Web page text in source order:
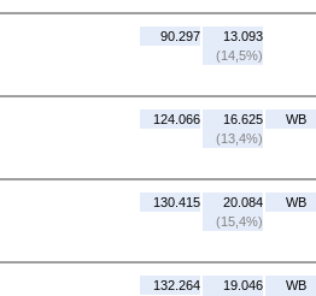
90.297
13.093
(14,5%)
124.066
16.625
(13,4%)
WB
130.415
20.084
(15,4%)
WB
132.264
19.046
WB